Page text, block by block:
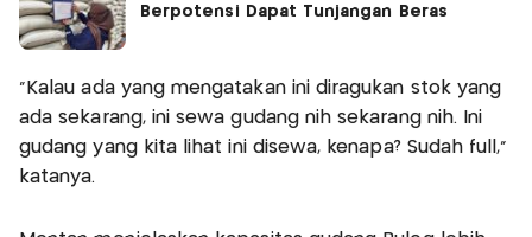
Berpotensi Dapat Tunjangan Beras
“Kalau ada yang mengatakan ini diragukan stok yang
ada sekarang, ini sewa gudang nih sekarang nih. Ini
gudang yang kita lihat ini disewa, kenapa? Sudah full,”
katanya.